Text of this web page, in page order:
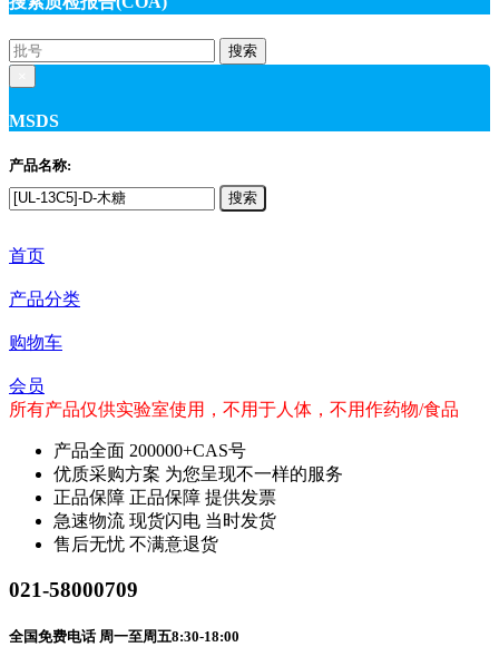
搜索
MSDS
产品名称:
搜索
首页
产品分类
购物车
会员
所有产品仅供实验室使用，不用于人体，不用作药物/食品
产品全面 200000+CAS号
优质采购方案 为您呈现不一样的服务
正品保障 正品保障 提供发票
急速物流 现货闪电 当时发货
售后无忧 不满意退货
021-58000709
全国免费电话 周一至周五8:30-18:00